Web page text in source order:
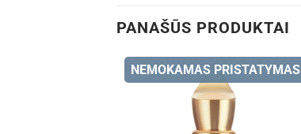
PANAŠŪS PRODUKTAI
NEMOKAMAS PRISTATYMAS